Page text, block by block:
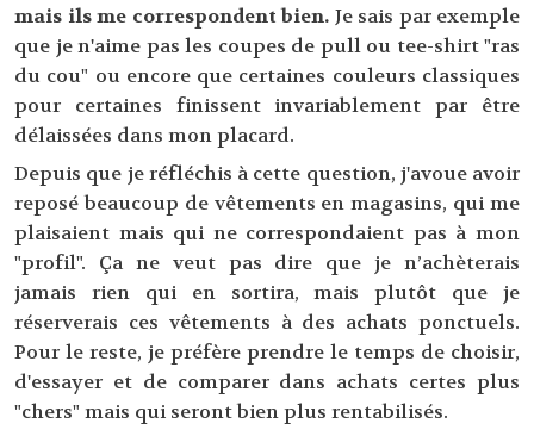
mais ils me correspondent bien. Je sais par exemple
que je n'aime pas les coupes de pull ou tee-shirt "ras
du cou" ou encore que certaines couleurs classiques
pour certaines finissent invariablement par être
délaissées dans mon placard.
Depuis que je réfléchis à cette question, j'avoue avoir
reposé beaucoup de vêtements en magasins, qui me
plaisaient mais qui ne correspondaient pas à mon
"profil". Ça ne veut pas dire que je n’achèterais
jamais rien qui en sortira, mais plutôt que je
réserverais ces vêtements à des achats ponctuels.
Pour le reste, je préfère prendre le temps de choisir,
d'essayer et de comparer dans achats certes plus
"chers" mais qui seront bien plus rentabilisés.